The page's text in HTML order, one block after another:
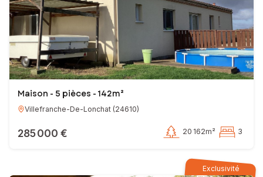
Maison - 5 pièces - 142m²
Villefranche-De-Lonchat (24610)
285 000 € 20 162m² 3
Exclusivité